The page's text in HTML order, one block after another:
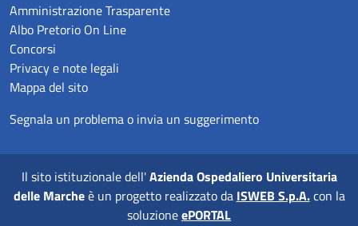
Amministrazione Trasparente
Albo Pretorio On Line
Concorsi
Privacy e note legali
Mappa del sito
Segnala un problema o invia un suggerimento
Il sito istituzionale dell'Azienda Ospedaliero Universitaria
delle Marcheè un progetto realizzato da ISWEB S.p.A.con la
soluzioneePORTAL